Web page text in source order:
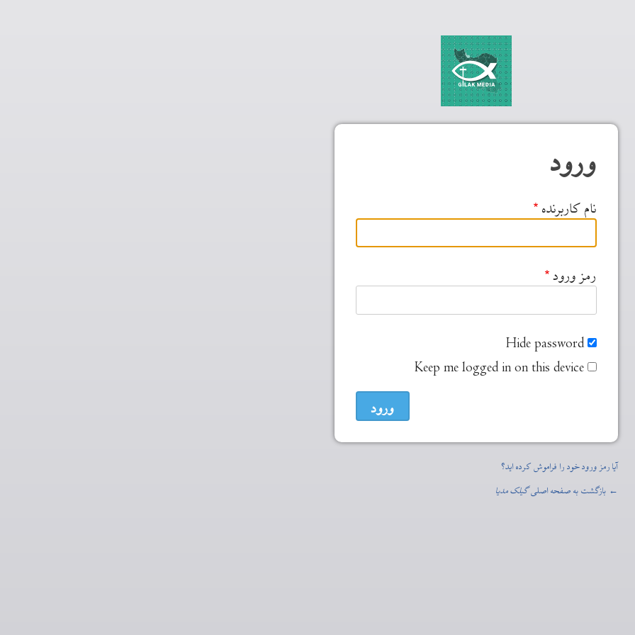
ورود
نام کاربرنده
رمز ورود
Hide password
Keep me logged in on this device
آیا رمز ورود خود را فراموش کرده اید؟
← بازگشت به صفحه اصلیگیلک مدیا